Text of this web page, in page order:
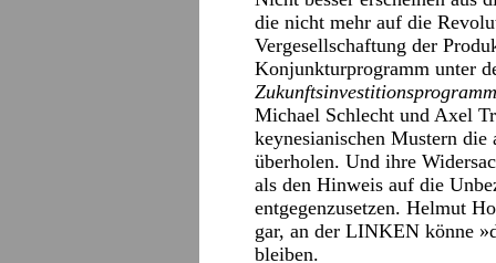
die nicht mehr auf die
Vergesellschaftung der
Konjunkturprogramm unter
Zukunftsinvestitionsprogramm
Michael Schlecht und Axel
keynesianischen Mustern die
überholen. Und ihre
als den Hinweis auf die
entgegenzusetzen. Helmut
gar, an der LINKEN könne
bleiben.